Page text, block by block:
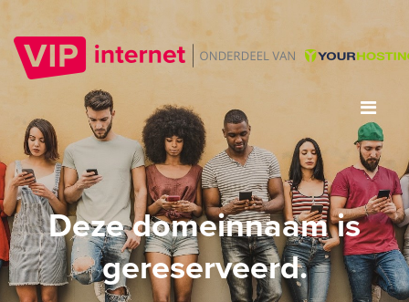
Deze domeinnaam is
gereserveerd.